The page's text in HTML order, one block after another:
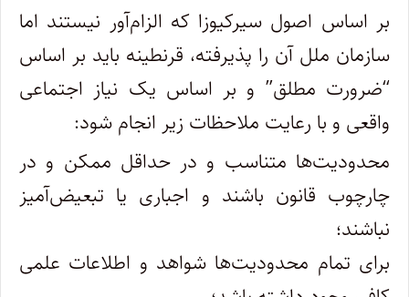
بر اساس اصول سیرکیوزا که الزام‌آور نیستند اما
سازمان ملل آن را پذیرفته، قرنطینه باید بر اساس
“ضرورت مطلق” و بر اساس یک نیاز اجتماعی
واقعی و با رعایت ملاحظات زیر انجام شود:
محدودیت‌ها متناسب و در حداقل ممکن و در
چارچوب قانون باشند و اجباری یا تبعیض‌آمیز
نباشند؛
برای تمام محدودیت‌ها شواهد و اطلاعات علمی